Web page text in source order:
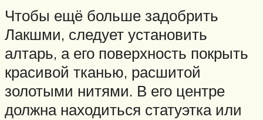
Чтобы ещё больше задобрить
Лакшми, следует установить
алтарь, а его поверхность покрыть
красивой тканью, расшитой
золотыми нитями. В его центре
должна находиться статуэтка или